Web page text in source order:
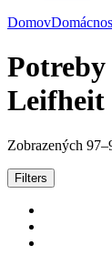
Domov
Leifheit
Zobrazených
Filters